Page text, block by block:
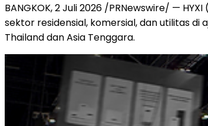
BANGKOK, 2 Juli 2026 /PRNewswire/ —
sektor residensial, komersial, dan utilitas di
Thailand dan Asia Tenggara.